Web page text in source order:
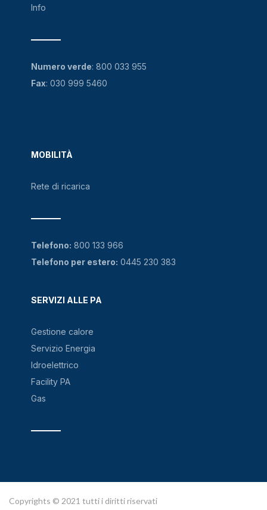
Info
MOBILITÀ
Rete di ricarica
SERVIZI ALLE PA
Gestione calore
Servizio Energia
Idroelettrico
Facility PA
Gas
Numero verde: 800 033 955
Fax: 030 999 5460
Telefono: 800 133 966
Telefono per estero: 0445 230 383
Copyrights © 2021 tutti i diritti riservati